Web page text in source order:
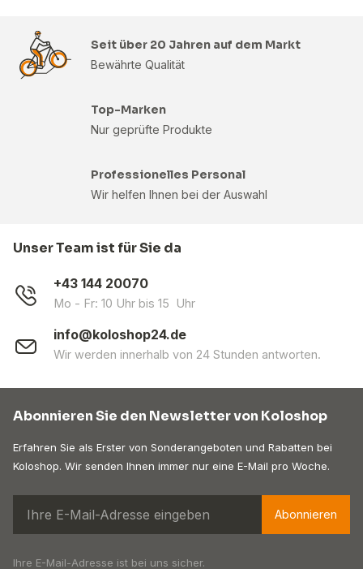
Seit über 20 Jahren auf dem Markt
Bewährte Qualität
Top-Marken
Nur geprüfte Produkte
Professionelles Personal
Wir helfen Ihnen bei der Auswahl
Unser Team ist für Sie da
+43 144 20070
Mo - Fr: 10 Uhr bis 15 Uhr
info@koloshop24.de
Wir werden innerhalb von 24 Stunden antworten.
Abonnieren Sie den Newsletter von Koloshop
Erfahren Sie als Erster von Sonderangeboten und Rabatten bei
Koloshop. Wir senden Ihnen immer nur eine E-Mail pro Woche.
Abonnieren
Ihre E-Mail-Adresse ist bei uns sicher.